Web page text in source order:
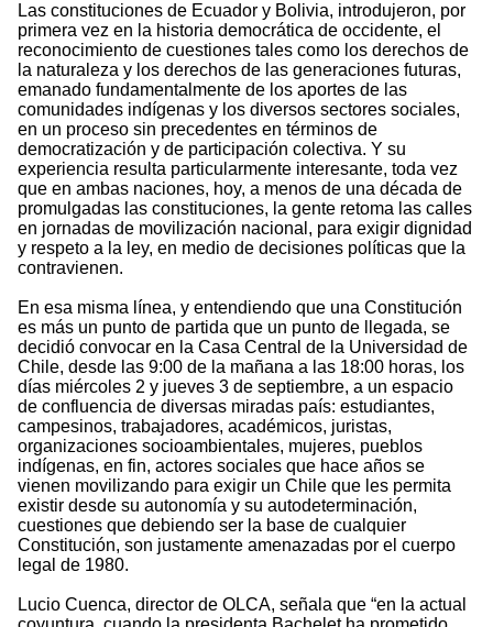
Las constituciones de Ecuador y Bolivia, introdujeron, por
primera vez en la historia democrática de occidente, el
reconocimiento de cuestiones tales como los derechos de
la naturaleza y los derechos de las generaciones futuras,
emanado fundamentalmente de los aportes de las
comunidades indígenas y los diversos sectores sociales,
en un proceso sin precedentes en términos de
democratización y de participación colectiva. Y su
experiencia resulta particularmente interesante, toda vez
que en ambas naciones, hoy, a menos de una década de
promulgadas las constituciones, la gente retoma las calles
en jornadas de movilización nacional, para exigir dignidad
y respeto a la ley, en medio de decisiones políticas que la
contravienen.
En esa misma línea, y entendiendo que una Constitución
es más un punto de partida que un punto de llegada, se
decidió convocar en la Casa Central de la Universidad de
Chile, desde las 9:00 de la mañana a las 18:00 horas, los
días miércoles 2 y jueves 3 de septiembre, a un espacio
de confluencia de diversas miradas país: estudiantes,
campesinos, trabajadores, académicos, juristas,
organizaciones socioambientales, mujeres, pueblos
indígenas, en fin, actores sociales que hace años se
vienen movilizando para exigir un Chile que les permita
existir desde su autonomía y su autodeterminación,
cuestiones que debiendo ser la base de cualquier
Constitución, son justamente amenazadas por el cuerpo
legal de 1980.
Lucio Cuenca, director de OLCA, señala que “en la actual